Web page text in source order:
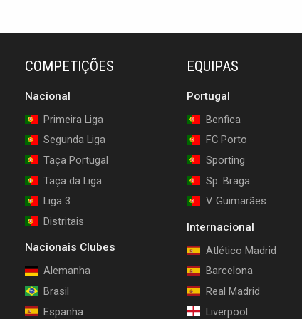
COMPETIÇÕES
Nacional
Primeira Liga
Segunda Liga
Taça Portugal
Taça da Liga
Liga 3
Distritais
Nacionais Clubes
Alemanha
Brasil
Espanha
EQUIPAS
Portugal
Benfica
FC Porto
Sporting
Sp. Braga
V. Guimarães
Internacional
Atlético Madrid
Barcelona
Real Madrid
Liverpool